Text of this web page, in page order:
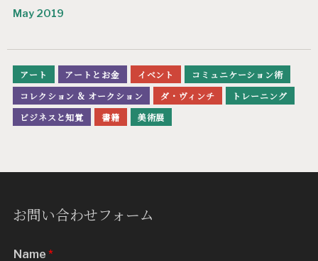
May 2019
アート アートとお金 イベント
コミュニケーション術
コレクション & オークション
ダ・ヴィンチ
トレーニング
ビジネスと知覚
書籍 美術展
お問い合わせフォーム
Name*